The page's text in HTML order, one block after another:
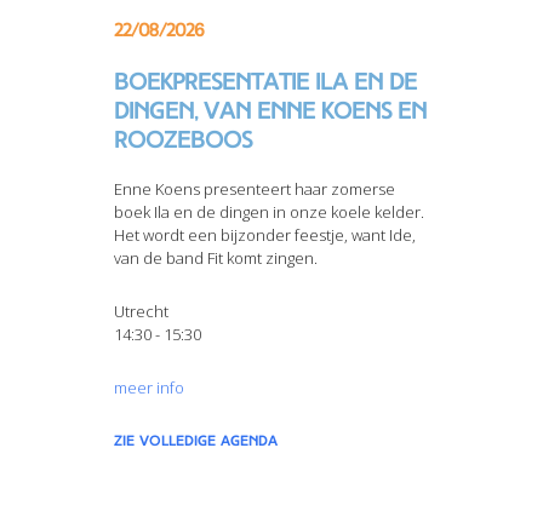
22/08/2026
Boekpresentatie Ila en de
dingen, van Enne Koens en
Roozeboos
Enne Koens presenteert haar zomerse
boek Ila en de dingen in onze koele kelder.
Het wordt een bijzonder feestje, want Ide,
van de band Fit komt zingen.
Utrecht
14:30 - 15:30
meer info
zie volledige agenda